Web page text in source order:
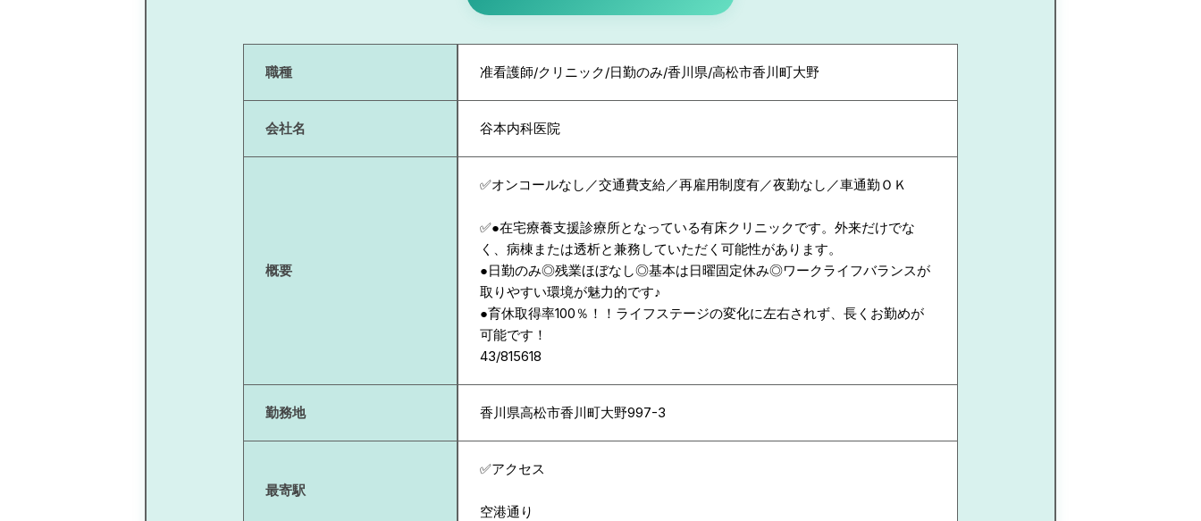
職種 准看護師/クリニック/日勤のみ/香川県/高松市香川町大野
会社名 谷本内科医院
概要
✅オンコールなし／交通費支給／再雇用制度有／夜勤なし／車通勤ＯＫ
✅●在宅療養支援診療所となっている有床クリニックです。外来だけでな
く、病棟または透析と兼務していただく可能性があります。
●日勤のみ◎残業ほぼなし◎基本は日曜固定休み◎ワークライフバランスが
取りやすい環境が魅力的です♪
●育休取得率100％！！ライフステージの変化に左右されず、長くお勤めが
可能です！
43/815618
勤務地 香川県高松市香川町大野997-3
最寄駅
✅アクセス
空港通り